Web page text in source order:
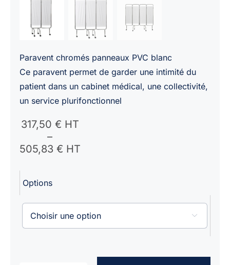
Paravent chromés panneaux PVC blanc
Ce paravent permet de garder une intimité du
patient dans un cabinet médical, une collectivité,
un service plurifonctionnel
317,50 € HT
–
505,83 € HT
Plage
de
prix :
à
HT
Options
